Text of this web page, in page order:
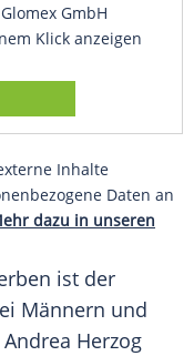
GmbH
Klick anzeigen
Inhalte
Daten an
dazu in unseren
ist der
Männern und
Andrea Herzog